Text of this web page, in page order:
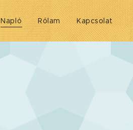
Napló Rólam Kapcsolat